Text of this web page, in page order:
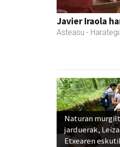
Javier Iraola
Asteasu -
Naturan
jarduerak,
Etxearen